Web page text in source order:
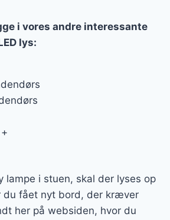
i vores andre interessante
lys:
lampe i stuen, skal der lyses op
du fået nyt bord, der kræver
her på websiden, hvor du